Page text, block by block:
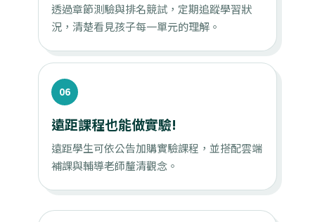
透過章節測驗與排名競試，定期追蹤學習狀
況，清楚看見孩子每一單元的理解。
06
遠距課程也能做實驗!
遠距學生可依公告加購實驗課程，並搭配雲端
補課與輔導老師釐清觀念。